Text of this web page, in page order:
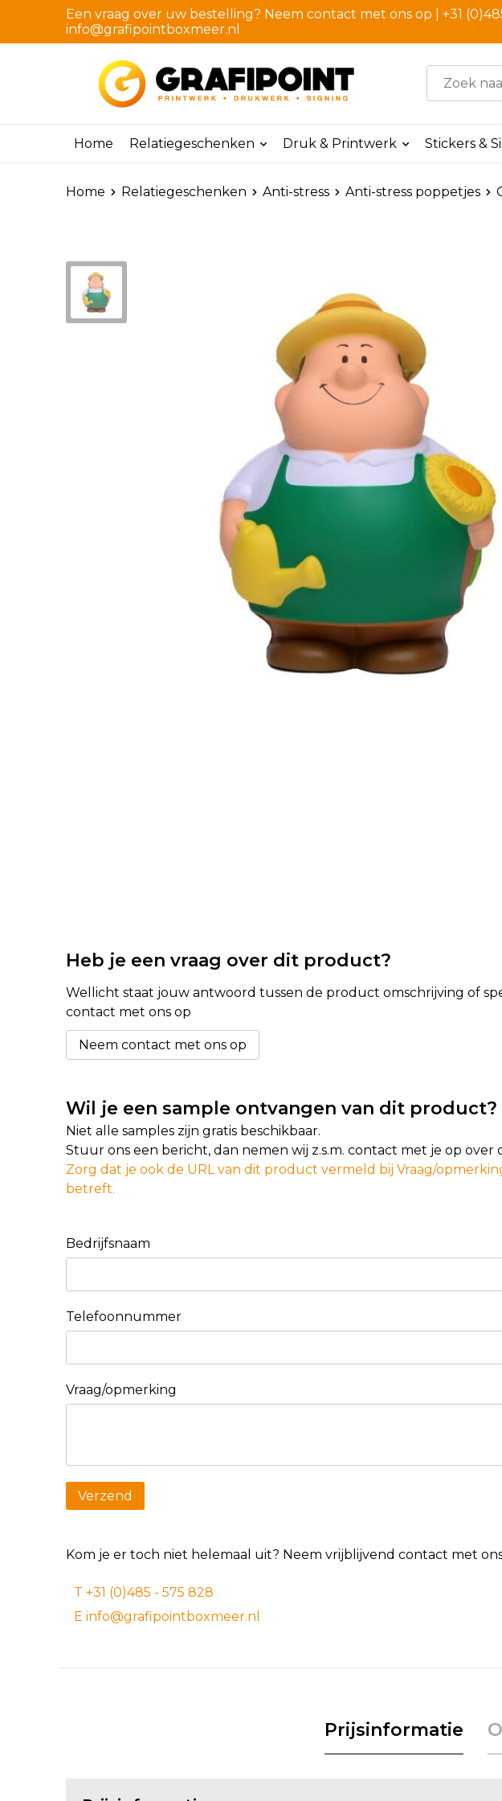
Een vraag over uw bestelling? Neem contact met ons op | +31
info@grafipointboxmeer.nl
Home Relatiegeschenken Druk & Printwerk Stickers &
Home Relatiegeschenken Anti-stress Anti-stress poppetjes
Heb je een vraag over dit product?
Wellicht staat jouw antwoord tussen de product omschrijving of
contact met ons op
Neem contact met ons op
Wil je een sample ontvangen van dit product?
Niet alle samples zijn gratis beschikbaar.
Stuur ons een bericht, dan nemen wij z.s.m. contact met je op over
Zorg dat je ook de URL van dit product vermeld bij Vraag/
betreft.
Bedrijfsnaam
Telefoonnummer
Vraag/opmerking
Kom je er toch niet helemaal uit? Neem vrijblijvend contact met
T +31 (0)485 - 575 828
E info@grafipointboxmeer.nl
Prijsinformatie